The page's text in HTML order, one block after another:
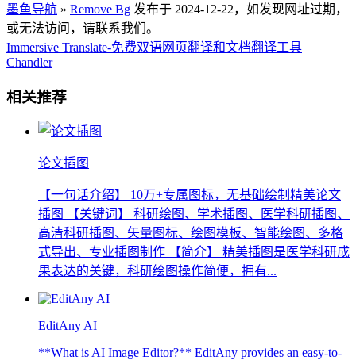
墨鱼导航 » Remove Bg 发布于 2024-12-22，如发现网址过期，
或无法访问，请联系我们。
Immersive Translate-免费双语网页翻译和文档翻译工具
Chandler
相关推荐
论文插图
【一句话介绍】 10万+专属图标，无基础绘制精美论文
插图 【关键词】 科研绘图、学术插图、医学科研插图、
高清科研插图、矢量图标、绘图模板、智能绘图、多格
式导出、专业插图制作 【简介】 精美插图是医学科研成
果表达的关键，科研绘图操作简便，拥有...
EditAny AI
**What is AI Image Editor?** EditAny provides an easy-to-